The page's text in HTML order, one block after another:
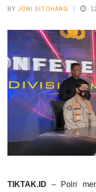
BY JONI SITOHANG
TIKTAK.ID – Polri